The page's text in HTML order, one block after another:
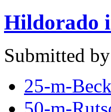
Hildorado
Submitted
25-m-